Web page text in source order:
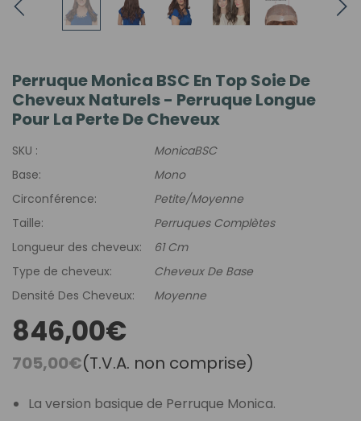
Perruque Monica BSC En Top Soie De
Cheveux Naturels - Perruque Longue
Pour La Perte De Cheveux
SKU :
MonicaBSC
Base:
Mono
Circonférence:
Petite/Moyenne
Taille:
Perruques Complètes
Longueur des cheveux:
61 Cm
Type de cheveux:
Cheveux De Base
Densité Des Cheveux:
Moyenne
846,00€
705,00€(T.V.A. non comprise)
La version basique de Perruque Monica.